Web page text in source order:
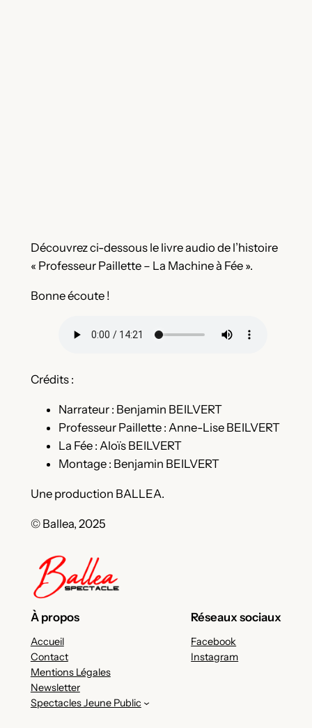
Découvrez ci-dessous le livre audio de l’histoire
« Professeur Paillette – La Machine à Fée ».
Bonne écoute !
Crédits :
Narrateur : Benjamin BEILVERT
Professeur Paillette : Anne-Lise BEILVERT
La Fée : Aloïs BEILVERT
Montage : Benjamin BEILVERT
Une production BALLEA.
© Ballea, 2025
À propos
Accueil
Contact
Mentions Légales
Newsletter
Spectacles Jeune Public
Réseaux sociaux
Facebook
Instagram